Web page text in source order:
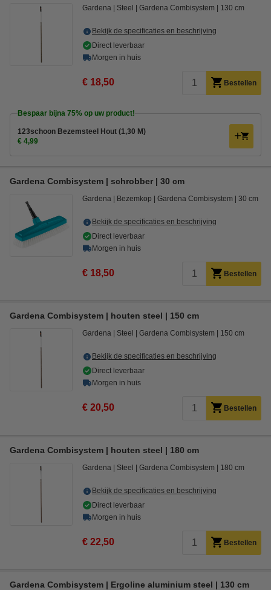
Gardena Steel Gardena Combisystem 130 cm
Bekijk de specificaties en beschrijving
Direct leverbaar
Morgen in huis
€ 18,50 Bestellen
Bespaar bijna 75% op uw product!
123schoon Bezemsteel Hout (1,30 M)
€ 4,99
Gardena Combisystem | schrobber | 30 cm
Gardena Bezemkop Gardena Combisystem 30 cm
Bekijk de specificaties en beschrijving
Direct leverbaar
Morgen in huis
€ 18,50 Bestellen
Gardena Combisystem | houten steel | 150 cm
Gardena Steel Gardena Combisystem 150 cm
Bekijk de specificaties en beschrijving
Direct leverbaar
Morgen in huis
€ 20,50 Bestellen
Gardena Combisystem | houten steel | 180 cm
Gardena Steel Gardena Combisystem 180 cm
Bekijk de specificaties en beschrijving
Direct leverbaar
Morgen in huis
€ 22,50 Bestellen
Gardena Combisystem | Ergoline aluminium steel | 130 cm